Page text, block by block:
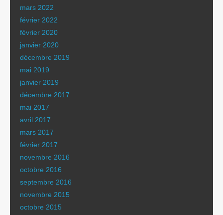
mars 2022
février 2022
février 2020
janvier 2020
décembre 2019
mai 2019
janvier 2019
décembre 2017
mai 2017
avril 2017
mars 2017
février 2017
novembre 2016
octobre 2016
septembre 2016
novembre 2015
octobre 2015